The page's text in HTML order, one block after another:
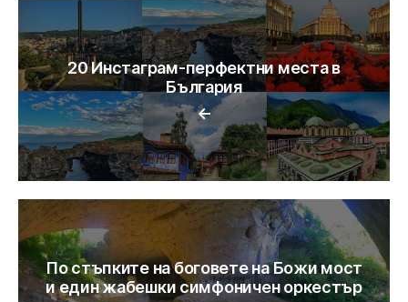
←
20 Инстаграм-перфектни места в
България
По стъпките на боговете на Божи мост
и един жабешки симфоничен оркестър